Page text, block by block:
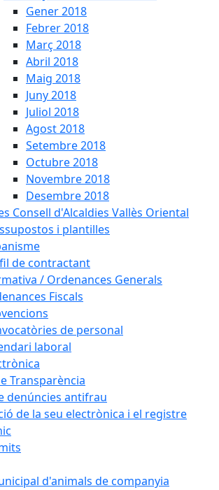
Gener 2018
Febrer 2018
Març 2018
Abril 2018
Maig 2018
Juny 2018
Juliol 2018
Agost 2018
Setembre 2018
Octubre 2018
Novembre 2018
Desembre 2018
Consell d'Alcaldies Vallès Oriental
i plantilles
de contractant
/ Ordenances Generals
Fiscals
de personal
laboral
Transparència
denúncies antifrau
de la seu electrònica i el registre
d'animals de companyia